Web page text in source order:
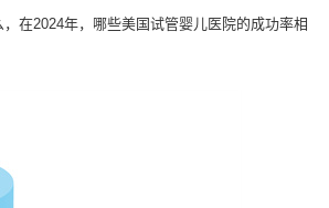
在2024年，哪些美国试管婴儿医院的成功率相